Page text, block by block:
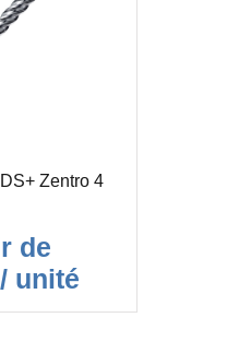
Zentro 4
de
/ unité